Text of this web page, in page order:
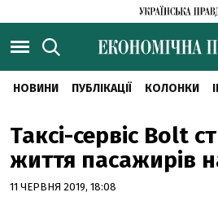
НОВИНИ ПУБЛІКАЦІЇ КОЛОНКИ
Таксі-сервіс Bolt
життя пасажирів
11 ЧЕРВНЯ 2019, 18:08